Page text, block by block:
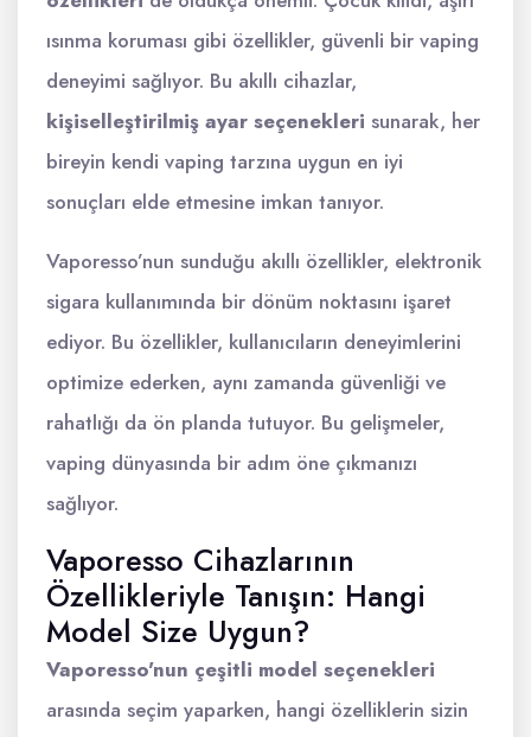
ısınma koruması gibi özellikler, güvenli bir vaping
deneyimi sağlıyor. Bu akıllı cihazlar,
kişiselleştirilmiş ayar seçenekleri sunarak, her
bireyin kendi vaping tarzına uygun en iyi
sonuçları elde etmesine imkan tanıyor.
Vaporesso’nun sunduğu akıllı özellikler, elektronik
sigara kullanımında bir dönüm noktasını işaret
ediyor. Bu özellikler, kullanıcıların deneyimlerini
optimize ederken, aynı zamanda güvenliği ve
rahatlığı da ön planda tutuyor. Bu gelişmeler,
vaping dünyasında bir adım öne çıkmanızı
sağlıyor.
Vaporesso Cihazlarının
Özellikleriyle Tanışın: Hangi
Model Size Uygun?
Vaporesso'nun çeşitli model seçenekleri
arasında seçim yaparken, hangi özelliklerin sizin